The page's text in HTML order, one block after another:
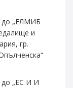
до „ЕЛМИБ
и
гр.
„ЕС И И